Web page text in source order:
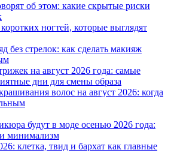
об этом: какие скрытые риски
ногтей, которые выглядят
без стрелок: как сделать макияж
на август 2026 года: самые
дни для смены образа
волос на август 2026: когда
будут в моде осенью 2026 года:
минимализм
клетка, твид и бархат как главные